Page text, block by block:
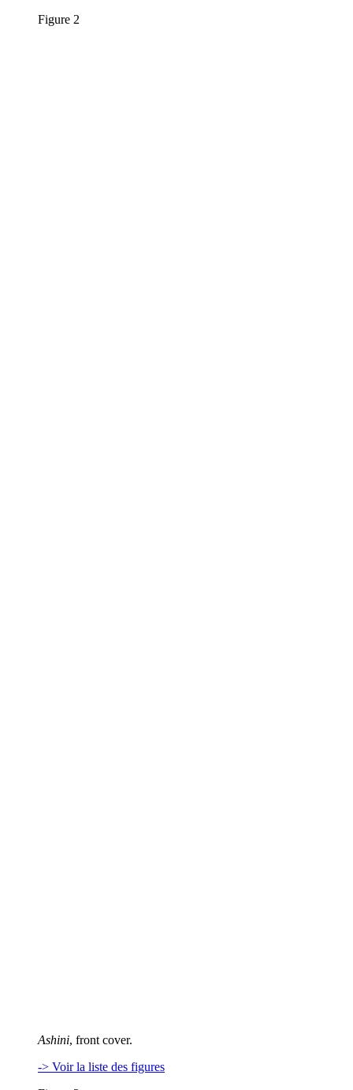
Figure 2
Ashini, front cover.
-> Voir la liste des figures